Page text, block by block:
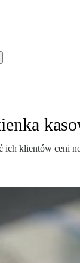
ich klientów ceni